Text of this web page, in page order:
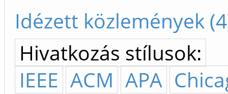
Idézett közlemények
Hivatkozás stílusok:
IEEE ACM APA